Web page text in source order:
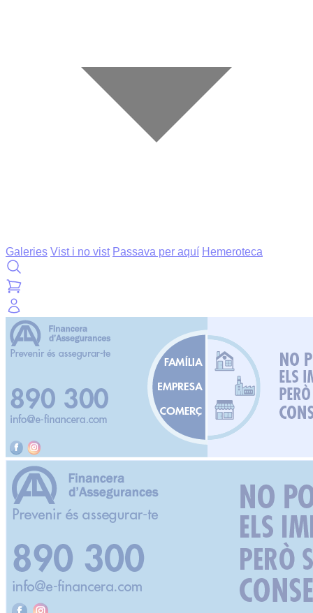
Galeries Vist i no vist Passava per aquí Hemeroteca